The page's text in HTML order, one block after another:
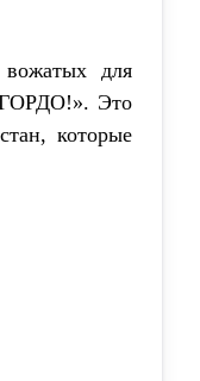
вожатых для
ГОРДО!». Это
которые